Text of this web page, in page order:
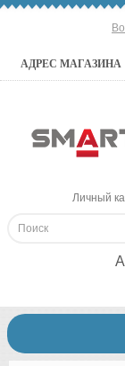
АДРЕС МАГАЗИНА
Личный